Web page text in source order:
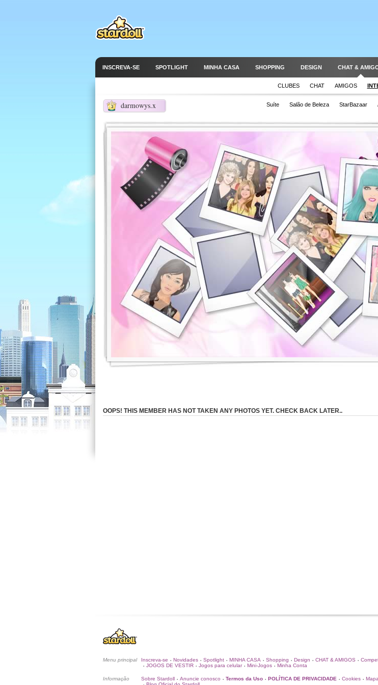
INSCREVA-SE SPOTLIGHT MINHA CASA SHOPPING DESIGN CHAT &
CLUBES CHAT AMIGOS
darmowys.x
3 Suíte Salão de Beleza StarBazaar
OOPS! THIS MEMBER HAS NOT TAKEN ANY PHOTOS YET. CHECK BACK LATER..
Menu principal Inscreva-se • Novidades • Spotlight • MINHA CASA • Shopping • Design • CHAT & AMIGOS •
• JOGOS DE VESTIR • Jogos para celular • Mini-Jogos • Minha Conta
Informação Sobre Stardoll • Anuncie conosco • Termos da Uso • POLÍTICA DE PRIVACIDADE • Cookies •